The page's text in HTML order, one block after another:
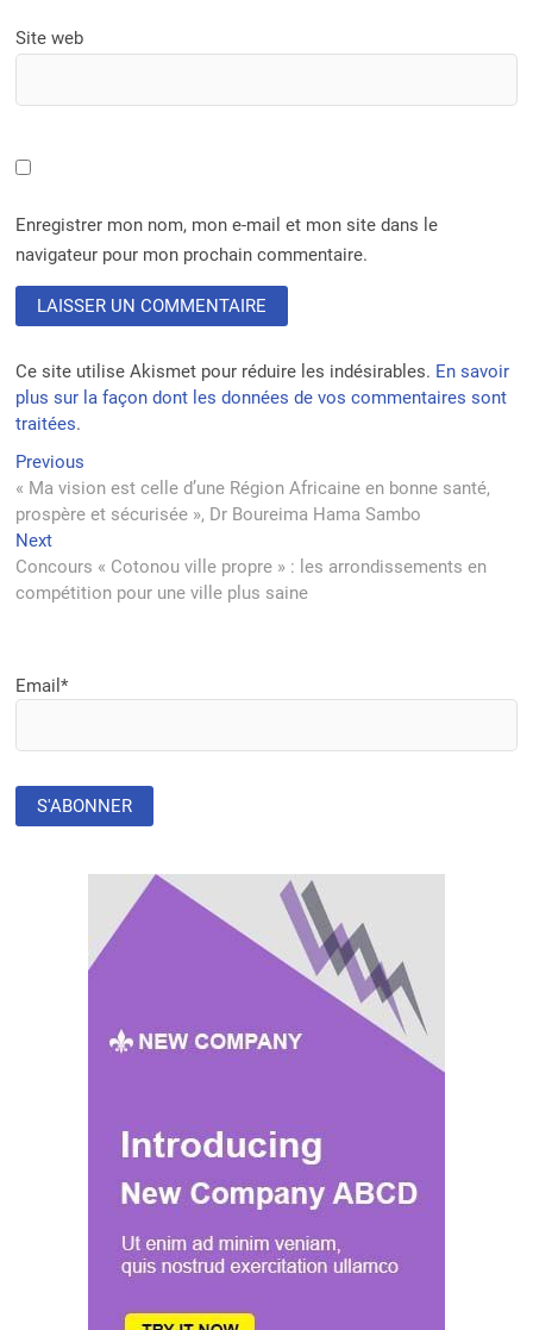
Site web
Enregistrer mon nom, mon e-mail et mon site dans le
navigateur pour mon prochain commentaire.
Ce site utilise Akismet pour réduire les indésirables. En savoir
plus sur la façon dont les données de vos commentaires sont
traitées.
Navigation
de
l’article
Previous
post:
« Ma vision est celle d’une Région Africaine en bonne santé,
prospère et sécurisée », Dr Boureima Hama Sambo
NextNext
post:
Concours « Cotonou ville propre » : les arrondissements en
compétition pour une ville plus saine
Email*